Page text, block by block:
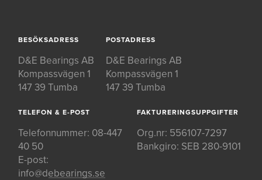
BESÖKSADRESS
D&E Bearings AB
Kompassvägen 1
147 39 Tumba
POSTADRESS
D&E Bearings AB
Kompassvägen 1
147 39 Tumba
TELEFON & E-POST
Telefonnummer: 08-447
40 50
E-post:
info@debearings.se
FAKTURERINGSUPPGIFTER
Org.nr: 556107-7297
Bankgiro: SEB 280-9101